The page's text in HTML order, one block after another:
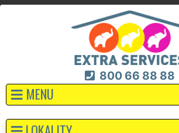
800 66 88 88
MENU